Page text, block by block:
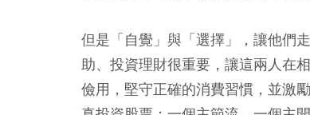
但是「自覺」與「選擇」，讓他們
助、投資理財很重要，讓這兩人在
儉用，堅守正確的消費習慣，並激